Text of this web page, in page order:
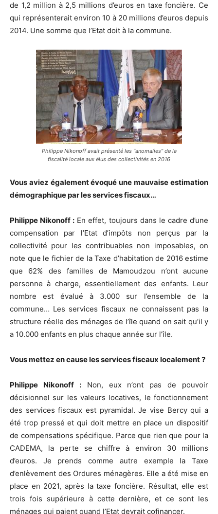
de 1,2 million à 2,5 millions d’euros en taxe foncière. Ce
qui représenterait environ 10 à 20 millions d’euros depuis
2014. Une somme que l’Etat doit à la commune.
Philippe Nikonoff avait présenté les “anomalies” de la
fiscalité locale aux élus des collectivités en 2016
Vous aviez également évoqué une mauvaise estimation
démographique par les services fiscaux…
Philippe Nikonoff : En effet, toujours dans le cadre d’une
compensation par l’Etat d’impôts non perçus par la
collectivité pour les contribuables non imposables, on
note que le fichier de la Taxe d’habitation de 2016 estime
que 62% des familles de Mamoudzou n’ont aucune
personne à charge, essentiellement des enfants. Leur
nombre est évalué à 3.000 sur l’ensemble de la
commune… Les services fiscaux ne connaissent pas la
structure réelle des ménages de l’île quand on sait qu’il y
a 10.000 enfants en plus chaque année sur l’île.
Vous mettez en cause les services fiscaux localement ?
Philippe Nikonoff :Non, eux n’ont pas de pouvoir
décisionnel sur les valeurs locatives, le fonctionnement
des services fiscaux est pyramidal. Je vise Bercy qui a
été trop pressé et qui doit mettre en place un dispositif
de compensations spécifique. Parce que rien que pour la
CADEMA, la perte se chiffre à environ 30 millions
d’euros. Je prends comme autre exemple la Taxe
d’enlèvement des Ordures ménagères. Elle a été mise en
place en 2021, après la taxe foncière. Résultat, elle est
trois fois supérieure à cette dernière, et ce sont les
ménages qui paient quand l’Etat devrait cofinancer.